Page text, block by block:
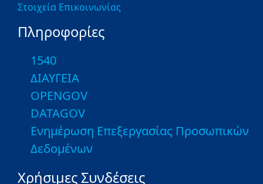
Στοιχεία Επικοινωνίας
Πληροφορίες
1540
ΔΙΑΥΓΕΙΑ
OPENGOV
DATAGOV
Ενημέρωση Επεξεργασίας Προσωπικών
Δεδομένων
Χρήσιμες Συνδέσεις